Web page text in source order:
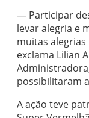
— Participar
levar alegria e
muitas
exclama Lilian
possibilitaram
A ação teve